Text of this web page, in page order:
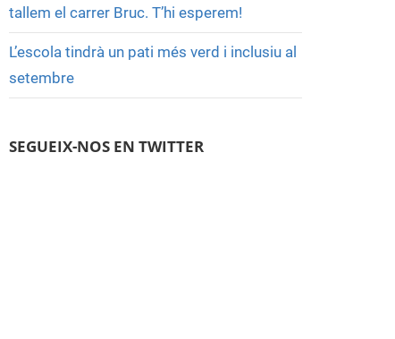
tallem el carrer Bruc. T’hi esperem!
L’escola tindrà un pati més verd i inclusiu al
setembre
SEGUEIX-NOS EN TWITTER